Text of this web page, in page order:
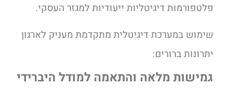
פלטפורמות דיגיטליות ייעודיות למגזר העסקי.
שימוש במערכת דיגיטלית מתקדמת מעניק לארגון
יתרונות ברורים:
גמישות מלאה והתאמה למודל היברידי